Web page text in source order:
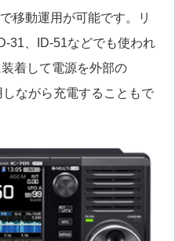
移動運用が可能です。リ
31、ID-51などでも使われ
着して電源を外部の
ながら充電することもで